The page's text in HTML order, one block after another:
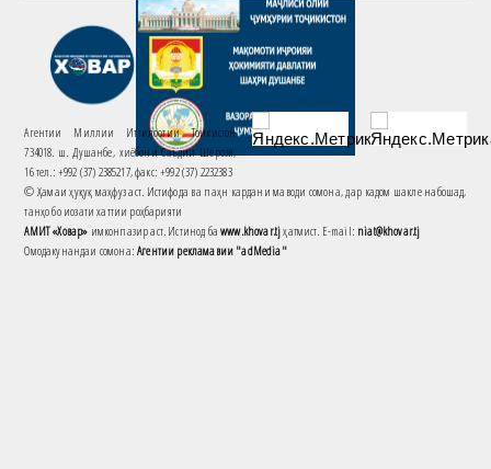
Агентии Миллии Иттилоотии Тоҷикистон
734018. ш. Душанбе, хиёбони Саъдии Шерозӣ,
16 тел.: +992 (37) 2385217, факс: +992 (37) 2232383
© Ҳамаи ҳуқуқ маҳфуз аст. Истифода ва паҳн кардани маводи сомона, дар кадом шакле набошад,
танҳо бо иҷозати хаттии роҳбарияти
АМИТ «Ховар» имконпазир аст. Истинод баwww.khovar.tjҳатмист. E-mail: niat@khovar.tj
Омодакунандаи сомона:Агентии рекламавии "adMedia"